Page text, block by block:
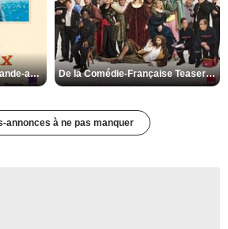
Les Matins merveilleux Bande-annonce VF De la Comédie-Française Teaser VF
annonces à ne pas manquer